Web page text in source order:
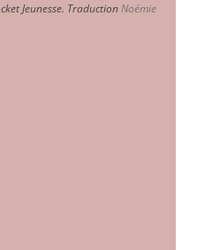
Jeunesse. TraductionNoémie